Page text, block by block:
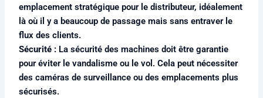
emplacement stratégique pour le distributeur, idéalement
là où il y a beaucoup de passage mais sans entraver le
flux des clients.
Sécurité : La sécurité des machines doit être garantie
pour éviter le vandalisme ou le vol. Cela peut nécessiter
des caméras de surveillance ou des emplacements plus
sécurisés.